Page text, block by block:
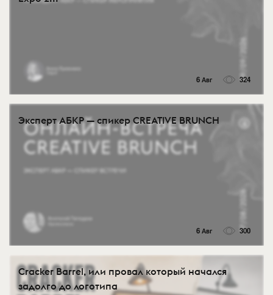
6 Авг 324
Эксперт АБКР — спикер CREATIVE BRUNCH
6 Авг 300
Cracker Barrel, или провал который начался
задолго до логотипа